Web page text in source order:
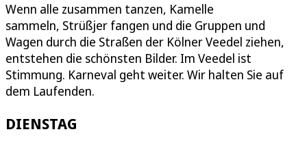
Wenn alle zusammen tanzen, Kamelle
sammeln, Strüßjer fangen und die Gruppen und
Wagen durch die Straßen der Kölner Veedel ziehen,
entstehen die schönsten Bilder. Im Veedel ist
Stimmung. Karneval geht weiter. Wir halten Sie auf
dem Laufenden.
DIENSTAG